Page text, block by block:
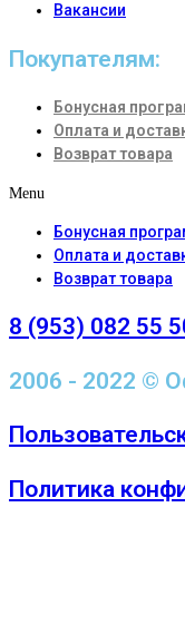
Вакансии
Покупателям:
Бонусная
Оплата и
Возврат товара
Menu
Бонусная
Оплата и
Возврат товара
8 (953) 082 55
2006 - 2022 ©
Политика